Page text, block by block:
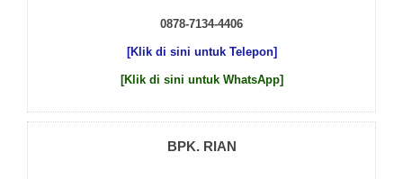
0878-7134-4406
[Klik di sini untuk Telepon]
[Klik di sini untuk WhatsApp]
BPK. RIAN